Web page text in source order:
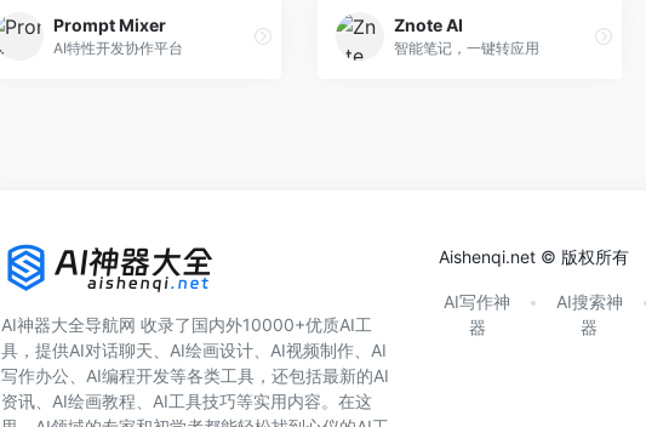
Prompt Mixer
AI特性开发协作平台
Znote AI
智能笔记，一键转应用
AI神器大全导航网 收录了国内外10000+优质AI工
具，提供AI对话聊天、AI绘画设计、AI视频制作、AI
写作办公、AI编程开发等各类工具，还包括最新的AI
资讯、AI绘画教程、AI工具技巧等实用内容。在这
Aishenqi.net © 版权所有
AI写作神
器
AI搜索神
器